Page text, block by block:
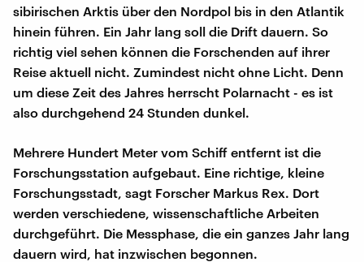
sibirischen Arktis über den Nordpol bis in den Atlantik
hinein führen. Ein Jahr lang soll die Drift dauern. So
richtig viel sehen können die Forschenden auf ihrer
Reise aktuell nicht. Zumindest nicht ohne Licht. Denn
um diese Zeit des Jahres herrscht Polarnacht - es ist
also durchgehend 24 Stunden dunkel.
Mehrere Hundert Meter vom Schiff entfernt ist die
Forschungsstation aufgebaut. Eine richtige, kleine
Forschungsstadt, sagt Forscher Markus Rex. Dort
werden verschiedene, wissenschaftliche Arbeiten
durchgeführt. Die Messphase, die ein ganzes Jahr lang
dauern wird, hat inzwischen begonnen.